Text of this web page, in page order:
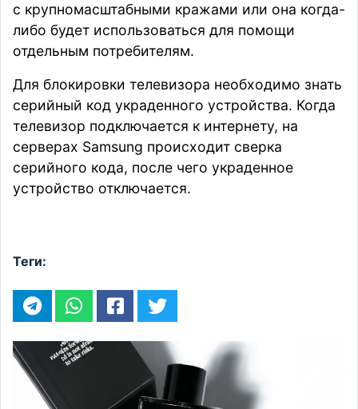
с крупномасштабными кражами или она когда-
либо будет использоваться для помощи
отдельным потребителям.
Для блокировки телевизора необходимо знать
серийный код украденного устройства. Когда
телевизор подключается к интернету, на
серверах Samsung происходит сверка
серийного кода, после чего украденное
устройство отключается.
Теги: